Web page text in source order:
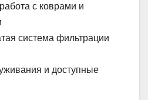
с коврами и
система фильтрации
и доступные